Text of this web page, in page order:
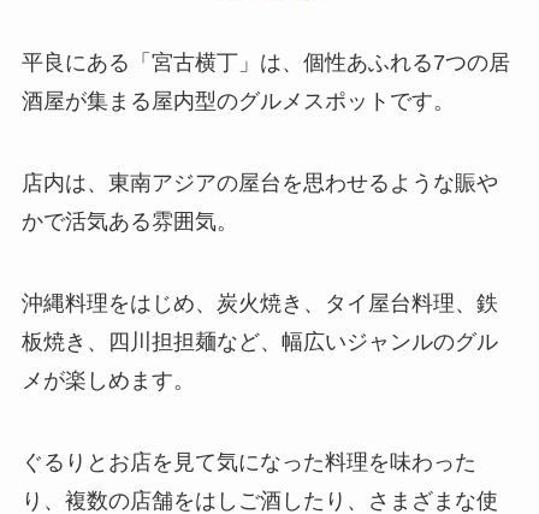
平良にある「宮古横丁」は、個性あふれる7つの居
酒屋が集まる屋内型のグルメスポットです。
店内は、東南アジアの屋台を思わせるような賑や
かで活気ある雰囲気。
沖縄料理をはじめ、炭火焼き、タイ屋台料理、鉄
板焼き、四川担担麺など、幅広いジャンルのグル
メが楽しめます。
ぐるりとお店を見て気になった料理を味わった
り、複数の店舗をはしご酒したり、さまざまな使